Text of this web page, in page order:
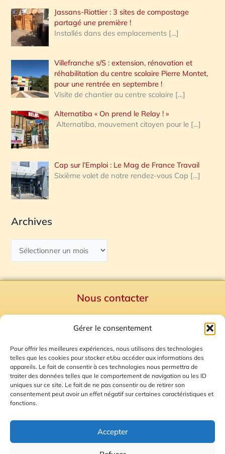
Gérer le consentement
Pour offrir les meilleures expériences, nous utilisons des technologies
telles que les cookies pour stocker et/ou accéder aux informations des
appareils. Le fait de consentir à ces technologies nous permettra de
traiter des données telles que le comportement de navigation ou les ID
uniques sur ce site. Le fait de ne pas consentir ou de retirer son
consentement peut avoir un effet négatif sur certaines caractéristiques et
fonctions.
Accepter
Jassans-Riottier : 3 sites de compostage
partagé une première !
Installés dans des emplacements […]
Villefranche s/S : extension, rénovation et
réhabilitation du centre scolaire Pierre Montet,
pour une rentrée en septembre !
Visite de chantier au centre scolaire […]
Alternatiba « On prend le Relay ! »
Alternatiba, mouvement citoyen pour le […]
Cap sur l’Emploi : Le Mag de France Travail
Sixième volet de notre rendez-vous Cap […]
Archives
Nous contacter
Mentions Légales
Plan du site
Gestion des Cookies